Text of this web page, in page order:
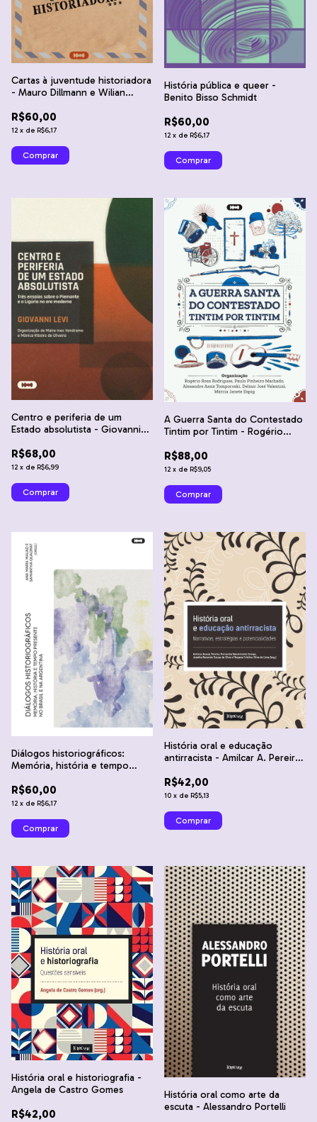
Cartas à juventude historiadora
- Mauro Dillmann e Wilian
R$60,00
12 x de R$6,17
História pública e queer -
Benito Bisso Schmidt
R$60,00
12 x de R$6,17
Centro e periferia de um
Estado absolutista - Giovanni
R$68,00
12 x de R$6,99
A Guerra Santa do Contestado
Tintim por Tintim - Rogério
Machado et al
R$88,00
12 x de R$9,05
Diálogos historiográficos:
Memória, história e tempo
Argentina - Ana Maria Mauad e
Samantha Quadrat
R$60,00
12 x de R$6,17
História oral e educação
antirracista - Amilcar A. Pereira,
Rezende Souza da Silva e
Thayara C. S. de Lima
R$42,00
10 x de R$5,13
História oral e historiografia -
Angela de Castro Gomes
R$42,00
História oral como arte da
escuta - Alessandro Portelli